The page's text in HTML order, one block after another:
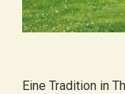
Eine Tradition in